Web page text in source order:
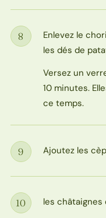
Étape
8
Enlevez le
les dés de
Versez un
10 minutes.
ce temps.
Étape
9 Ajoutez les
Étape
10
les châtaignes